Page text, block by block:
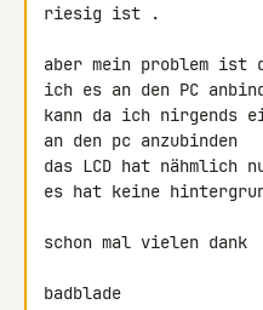
riesig ist .
aber mein problem ist
ich es an den PC
kann da ich nirgends
an den pc anzubinden
das LCD hat nähmlich
es hat keine
schon mal vielen dank
badblade